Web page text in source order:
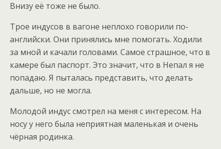
Внизу её тоже не было.
Трое индусов в вагоне неплохо говорили по-
английски. Они принялись мне помогать. Ходили
за мной и качали головами. Самое страшное, что в
камере был паспорт. Это значит, что в Непал я не
попадаю. Я пыталась представить, что делать
дальше, но не могла.
Молодой индус смотрел на меня с интересом. На
носу у него была неприятная маленькая и очень
чёрная родинка.